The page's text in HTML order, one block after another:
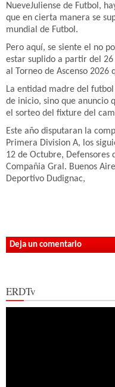
NueveJuliense de Futbol,
que en cierta manera se
mundial de Futbol.
Pero aquí, se siente el no
estar suplido a partir del
al Torneo de Ascenso 2026
La entidad madre del
de inicio, sino que anuncio
el sorteo del fixture del
Este año disputaran la
Primera Division A, los
12 de Octubre, Defensores
Compañia Gral. Buenos
Deportivo Dudignac,
Deja un comentario
ERDTv